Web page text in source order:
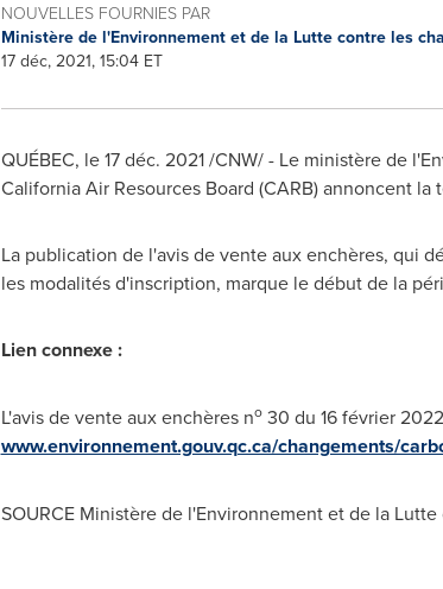
NOUVELLES FOURNIES PAR
Ministère de l'Environnement et de la Lutte contre les
17 déc, 2021, 15:04 ET
QUÉBEC, le 17 déc. 2021 /CNW/ - Le ministère de
California Air Resources Board (CARB) annoncent
La publication de l'avis de vente aux enchères, qui
les modalités d'inscription, marque le début de la
Lien connexe :
L'avis de vente aux enchères no30 du 16 février
www.environnement.gouv.qc.ca/changements/
SOURCE Ministère de l'Environnement et de la